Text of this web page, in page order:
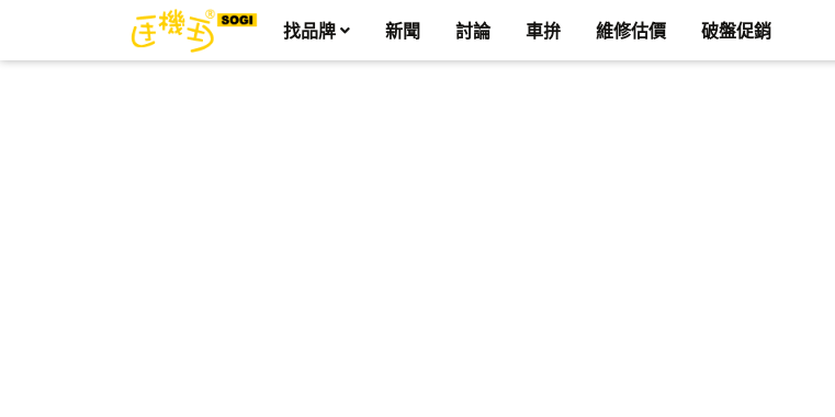
找品牌 新聞 討論 車拚 維修估價 破盤促銷